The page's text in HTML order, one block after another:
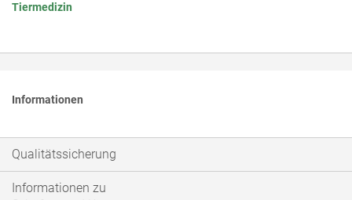
Tiermedizin
Informationen
Qualitätssicherung
Informationen zu